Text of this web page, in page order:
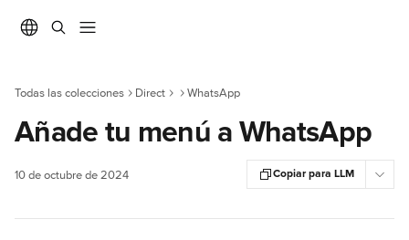
Todas las colecciones Direct WhatsApp
Añade tu menú a WhatsApp
10 de octubre de 2024 Copiar para LLM